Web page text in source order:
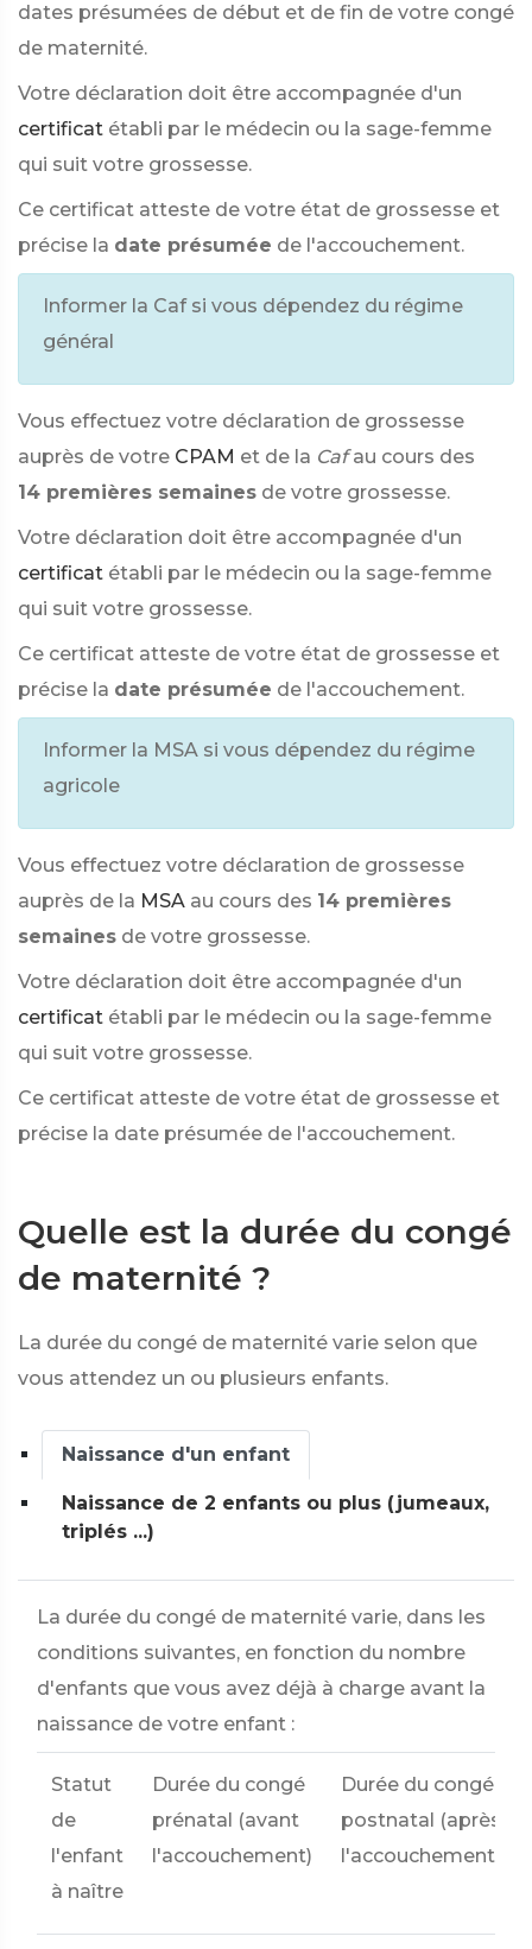
dates présumées de début et de fin de votre congé
de maternité.
Votre déclaration doit être accompagnée d'un
certificat établi par le médecin ou la sage-femme
qui suit votre grossesse.
Ce certificat atteste de votre état de grossesse et
précise la date présumée de l'accouchement.
Informer la Caf si vous dépendez du régime
général
Vous effectuez votre déclaration de grossesse
auprès de votre CPAM et de la Caf au cours des
14 premières semaines de votre grossesse.
Votre déclaration doit être accompagnée d'un
certificat établi par le médecin ou la sage-femme
qui suit votre grossesse.
Ce certificat atteste de votre état de grossesse et
précise la date présumée de l'accouchement.
Informer la MSA si vous dépendez du régime
agricole
Vous effectuez votre déclaration de grossesse
auprès de la MSA au cours des 14 premières
semaines de votre grossesse.
Votre déclaration doit être accompagnée d'un
certificat établi par le médecin ou la sage-femme
qui suit votre grossesse.
Ce certificat atteste de votre état de grossesse et
précise la date présumée de l'accouchement.
Quelle est la durée du congé
de maternité ?
La durée du congé de maternité varie selon que
vous attendez un ou plusieurs enfants.
Naissance d'un enfant
Naissance de 2 enfants ou plus (jumeaux,
triplés ...)
La durée du congé de maternité varie, dans les
conditions suivantes, en fonction du nombre
d'enfants que vous avez déjà à charge avant la
naissance de votre enfant :
Statut
de
l'enfant
à naître
Durée du congé
prénatal (avant
l'accouchement)
Durée du congé
postnatal (après
l'accouchement)